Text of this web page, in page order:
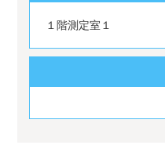
１階測定室１